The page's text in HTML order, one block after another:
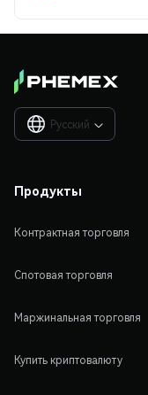
Русский 
Продукты
Контрактная торговля
Спотовая торговля
Маржинальная торговля
Купить криптовалюту